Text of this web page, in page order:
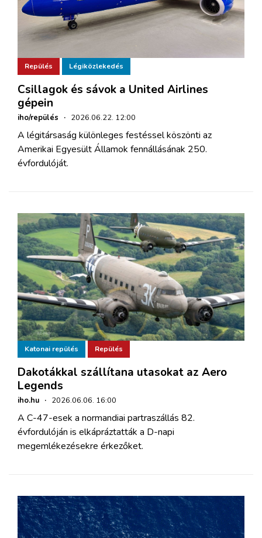
Repülés Légiközlekedés
Csillagok és sávok a United Airlines
gépein
iho/repülés · 2026.06.22. 12:00
A légitársaság különleges festéssel köszönti az
Amerikai Egyesült Államok fennállásának 250.
évfordulóját.
Katonai repülés Repülés
Dakotákkal szállítana utasokat az Aero
Legends
iho.hu · 2026.06.06. 16:00
A C-47-esek a normandiai partraszállás 82.
évfordulóján is elkápráztatták a D-napi
megemlékezésekre érkezőket.